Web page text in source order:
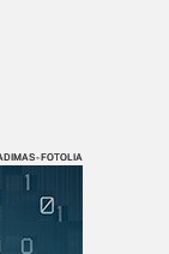
- FOTOLIA
- FOTOLIA